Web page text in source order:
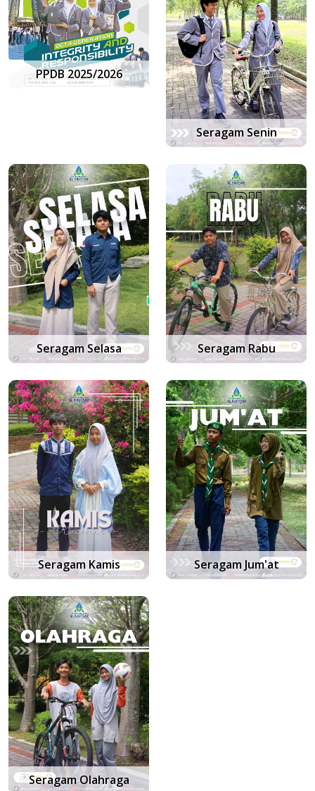
PPDB 2025/2026
Seragam Senin
Seragam Selasa Seragam Rabu
Seragam Kamis Seragam Jum'at
Seragam Olahraga